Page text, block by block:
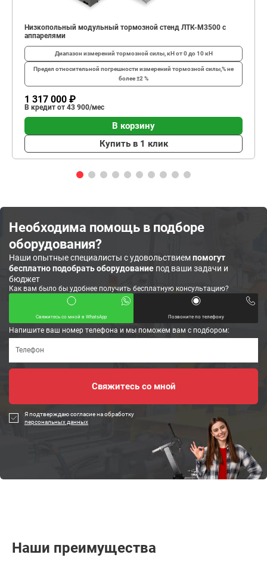
Низкопольный модульный тормозной стенд ЛТК-М3500 с
аппарелями
Диапазон измерений тормозной силы, кНот 0 до 10 кН
Предел относительной погрешности измерений тормозной силы,%не
более ±2 %
1 317 000 ₽
В кредит от 43 900/мес
В корзину
Купить в 1 клик
Необходима помощь в подборе
оборудования?
Наши опытные специалисты с удовольствиемпомогут
бесплатно подобрать оборудование под ваши задачи и
бюджет
Как вам было бы удобнее получить бесплатную консультацию?
Свяжитесь со мной в WhatsApp Позвоните по телефону
Напишите ваш номер телефона и мы поможем вам с подбором:
Я подтверждаю согласие на обработку
персональных данных
Наши преимущества